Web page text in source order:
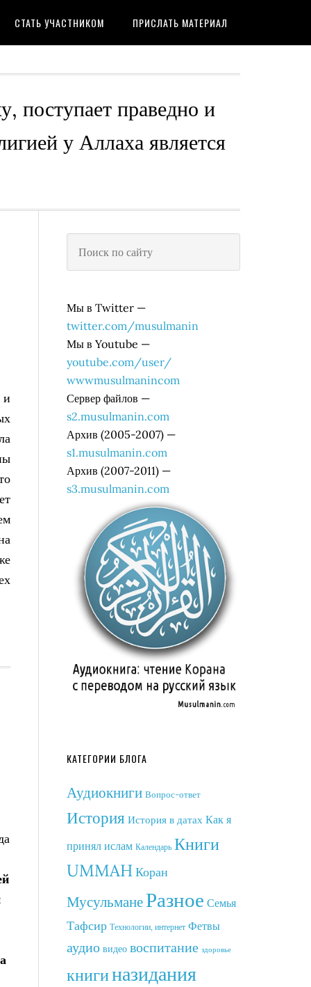
СТАТЬ УЧАСТНИКОМ ПРИСЛАТЬ МАТЕРИАЛ
поступает праведно и
у Аллаха является
и
Мы в Twitter —
twitter.com/musulmanin
Мы в Youtube —
youtube.com/user/
wwwmusulmanincom
Сервер файлов —
s2.musulmanin.com
Архив (2005-2007) —
s1.musulmanin.com
Архив (2007-2011) —
s3.musulmanin.com
КАТЕГОРИИ БЛОГА
Аудиокниги Вопрос-ответ
История История в датах Как я
принял ислам Календарь Книги
UMMAH Коран
МусульманеРазное Семья
Тафсир Технологии, интернет Фетвы
аудио видео воспитание здоровье
книгиназидания